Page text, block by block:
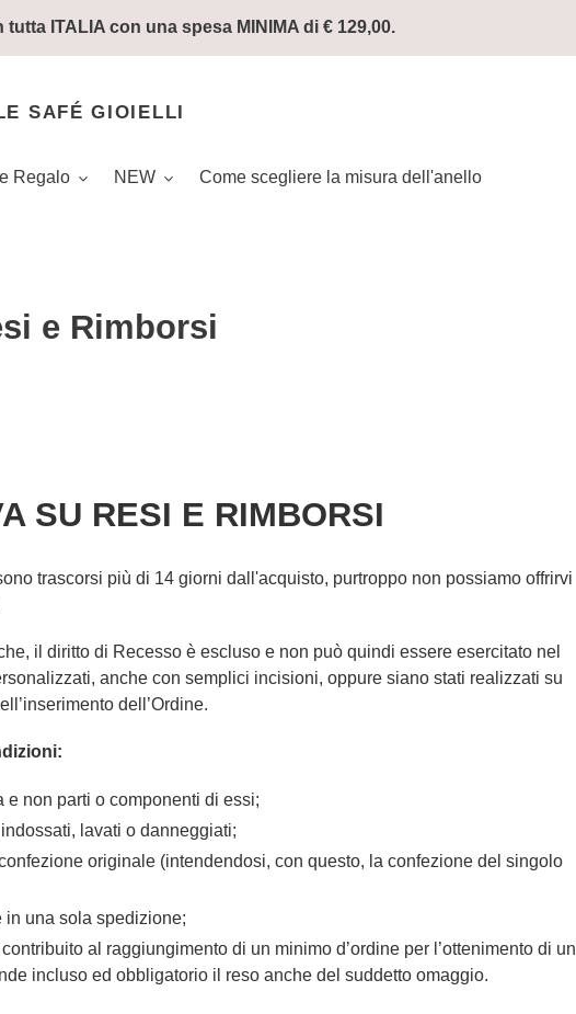
tutta ITALIA con una spesa MINIMA di € 129,00.
SAFÉ GIOIELLI
Regalo NEW Come scegliere la misura dell'anello
e Rimborsi
SU RESI E RIMBORSI
trascorsi più di 14 giorni dall'acquisto, purtroppo non possiamo offrirvi
il diritto di Recesso è escluso e non può quindi essere esercitato nel
anche con semplici incisioni, oppure siano stati realizzati su
dell’Ordine.
non parti o componenti di essi;
lavati o danneggiati;
originale (intendendosi, con questo, la confezione del singolo
in una sola spedizione;
al raggiungimento di un minimo d’ordine per l’ottenimento di un
incluso ed obbligatorio il reso anche del suddetto omaggio.